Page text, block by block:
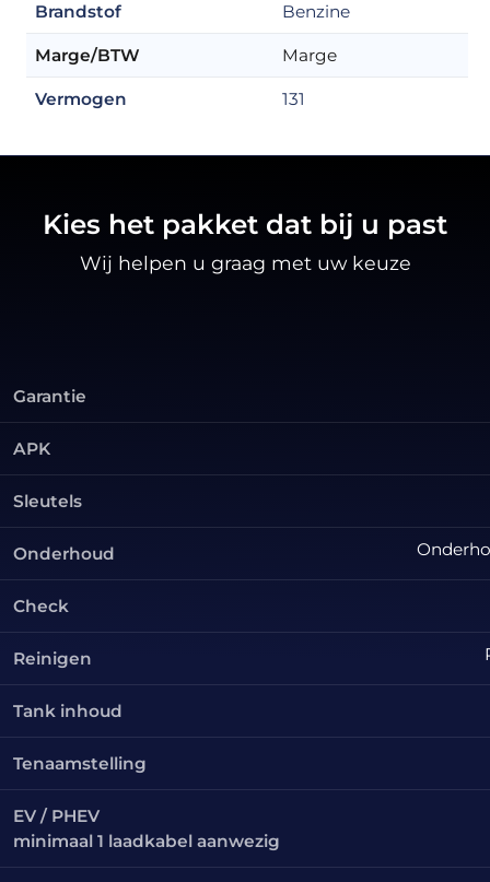
Brandstof Benzine
Marge/BTW Marge
Vermogen 131
Kies het pakket dat bij u past
Wij helpen u graag met uw keuze
Garantie
APK
Sleutels
Onderhoud
Check
Reinigen
Tank inhoud
Tenaamstelling
EV / PHEV
minimaal 1 laadkabel aanwezig